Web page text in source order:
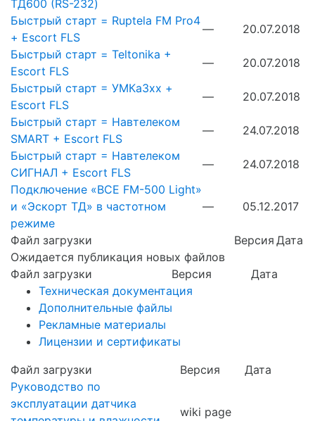
ТД600 (RS-232)
Быстрый старт = Ruptela FM Pro4
+ Escort FLS
—
20.07.2018
Быстрый старт = Teltonika +
Escort FLS
—
20.07.2018
Быстрый старт = УМКа3хх +
Escort FLS
—
20.07.2018
Быстрый старт = Навтелеком
SMART + Escort FLS
—
24.07.2018
Быстрый старт = Навтелеком
СИГНАЛ + Escort FLS
—
24.07.2018
Подключение «ВСЕ FM-500 Light»
и «Эскорт ТД» в частотном
режиме
— 05.12.2017
Файл загрузки Версия Дата
Ожидается публикация новых файлов
Файл загрузки
Версия
Дата
Техническая документация
Дополнительные файлы
Рекламные материалы
Лицензии и сертификаты
Файл загрузки
Версия
Дата
Руководство по
эксплуатации датчика
wiki page